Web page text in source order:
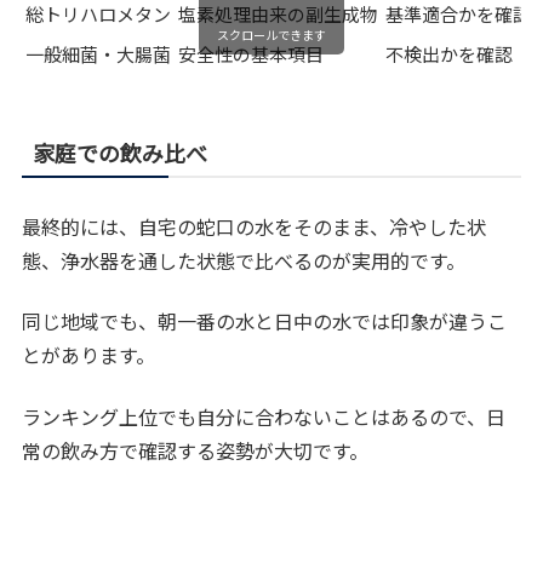
総トリハロメタン 塩素処理由来の副生成物 基準適合かを確認
一般細菌・大腸菌 安全性の基本項目 不検出かを確認
スクロールできます
家庭での飲み比べ
最終的には、自宅の蛇口の水をそのまま、冷やした状
態、浄水器を通した状態で比べるのが実用的です。
同じ地域でも、朝一番の水と日中の水では印象が違うこ
とがあります。
ランキング上位でも自分に合わないことはあるので、日
常の飲み方で確認する姿勢が大切です。